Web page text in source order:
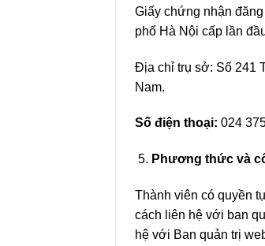
Giấy chứng nhận
phố Hà Nội cấp lần
Địa chỉ trụ sở: Số 241
Nam.
Số điện thoại: 024
Phương thức và
Thành viên có quyền
cách liên hệ với ban
hệ với Ban quản trị